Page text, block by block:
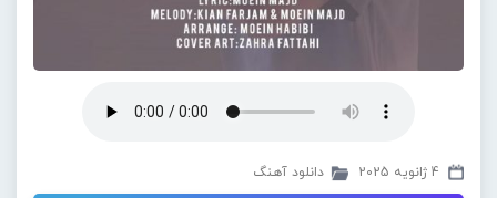
4 ژانویه 2025 دانلود آهنگ